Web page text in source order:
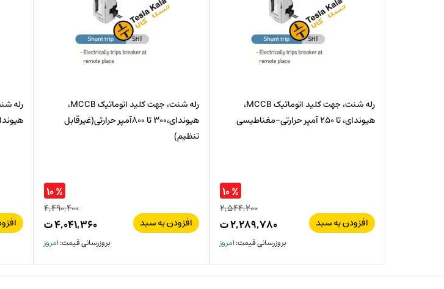
رله شنت، جهت کلید اتوماتیک MCCB،
هیوندای، تا 250 آمپر حرارتی-مغناطیسی
افزودن به سبد
۲,۵۴۴,۲۰۰
۲,۲۸۹,۷۸۰ت
% ۱۰
بروزرسانی قیمت:امروز
رله شنت، جهت کلید اتوماتیک MCCB،
هیوندای،300 تا 800آمپر حرارتی(غیرقابل
تنظیم)
افزودن به سبد
۴,۴۹۰,۴۰۰
۴,۰۴۱,۳۶۰ت
% ۱۰
بروزرسانی قیمت:امروز
هیوندای،1000و 1250